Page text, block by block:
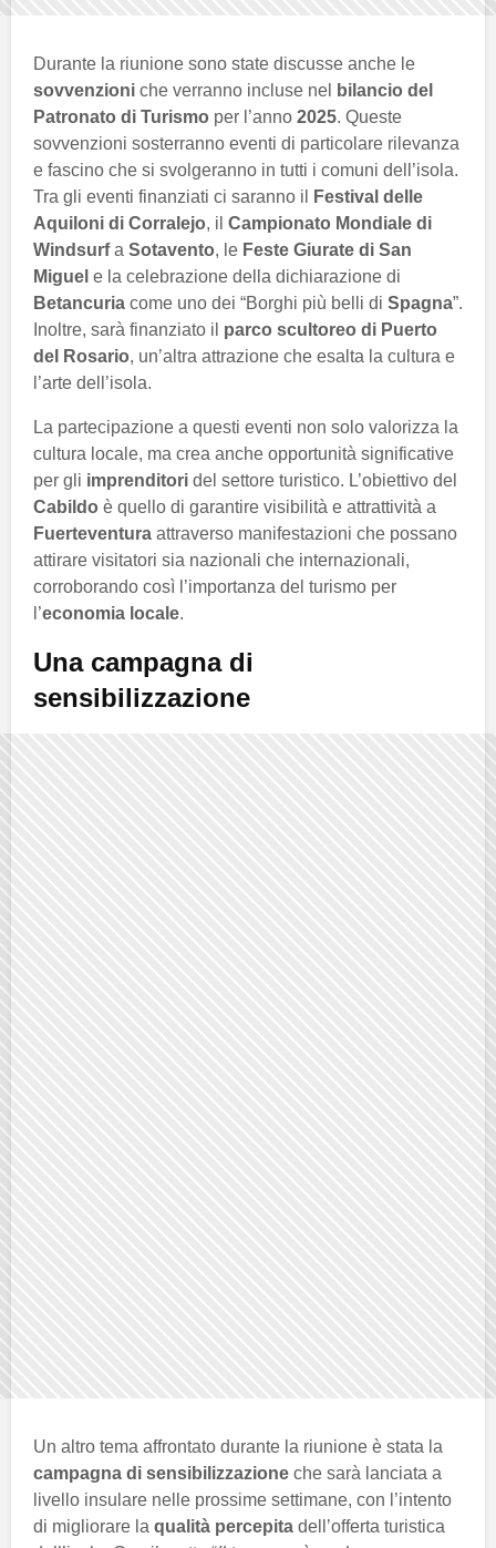
Durante la riunione sono state discusse anche le
sovvenzioni che verranno incluse nel
bilancio del
Patronato di Turismo per l’anno 2025. Queste
sovvenzioni sosterranno eventi di particolare rilevanza
e fascino che si svolgeranno in tutti i comuni dell’isola.
Tra gli eventi finanziati ci saranno il
Festival delle
Aquiloni di Corralejo, il Campionato Mondiale di
Windsurfa Sotavento, le Feste Giurate di San
Miguel e la celebrazione della dichiarazione di
Betancuria come uno dei “Borghi più belli di Spagna”.
Inoltre, sarà finanziato il parco scultoreo di Puerto
del Rosario, un’altra attrazione che esalta la cultura e
l’arte dell’isola.
La partecipazione a questi eventi non solo valorizza la
cultura locale, ma crea anche opportunità significative
per gli imprenditori del settore turistico. L’obiettivo del
Cabildo è quello di garantire visibilità e attrattività a
Fuerteventura attraverso manifestazioni che possano
attirare visitatori sia nazionali che internazionali,
corroborando così l’importanza del turismo per
l’economia locale.
Una campagna di
sensibilizzazione
Un altro tema affrontato durante la riunione è stata la
campagna di sensibilizzazione che sarà lanciata a
livello insulare nelle prossime settimane, con l’intento
di migliorare la qualità percepita dell’offerta turistica